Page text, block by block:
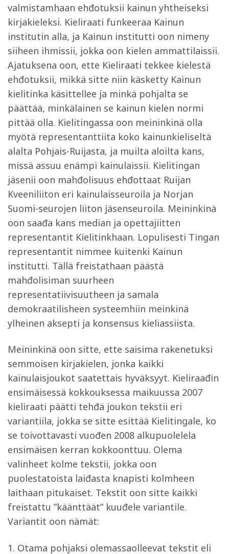
valmistamhaan ehđotuksii kainun yhtheiseksi
kirjakieleksi. Kieliraati funkeeraa Kainun
institutin alla, ja Kainun institutti oon nimeny
siiheen ihmissii, jokka oon kielen ammattilaissii.
Ajatuksena oon, ette Kieliraati tekkee kielestä
ehđotuksii, mikkä sitte niin käsketty Kainun
kielitinka käsittellee ja minkä pohjalta se
päättää, minkälainen se kainun kielen normi
pittää olla. Kielitingassa oon meininkinä olla
myötä representanttiita koko kainunkieliseltä
alalta Pohjais-Ruijasta, ja muilta aloilta kans,
missä assuu enämpi kainulaissii. Kielitingan
jäsenii oon mahđolisuus ehđottaat Ruijan
Kveeniliiton eri kainulaisseuroila ja Norjan
Suomi-seurojen liiton jäsenseuroila. Meininkinä
oon saađa kans median ja opettajiitten
representantit Kielitinkhaan. Lopulisesti Tingan
representantit nimmee kuitenki Kainun
institutti. Tällä freistathaan päästä
mahđolisiman suurheen
representatiivisuutheen ja samala
demokraatilisheen systeemhiin meinkinä
ylheinen aksepti ja konsensus kieliassiista.
Meininkinä oon sitte, ette saisima rakenetuksi
semmoisen kirjakielen, jonka kaikki
kainulaisjoukot saatettais hyväksyyt. Kieliraađin
ensimäisessä kokkouksessa maikuussa 2007
kieliraati päätti tehđä joukon tekstii eri
variantiila, jokka se sitte esittää Kielitingale, ko
se toivottavasti vuođen 2008 alkupuolelela
ensimäisen kerran kokkoonttuu. Olema
valinheet kolme tekstii, jokka oon
puolestatoista laiđasta knapisti kolmheen
laithaan pitukaiset. Tekstit oon sitte kaikki
freistattu ”käänttäät” kuuđele variantile.
Variantit oon nämät:
1. Otama pohjaksi olemassaolleevat tekstit eli